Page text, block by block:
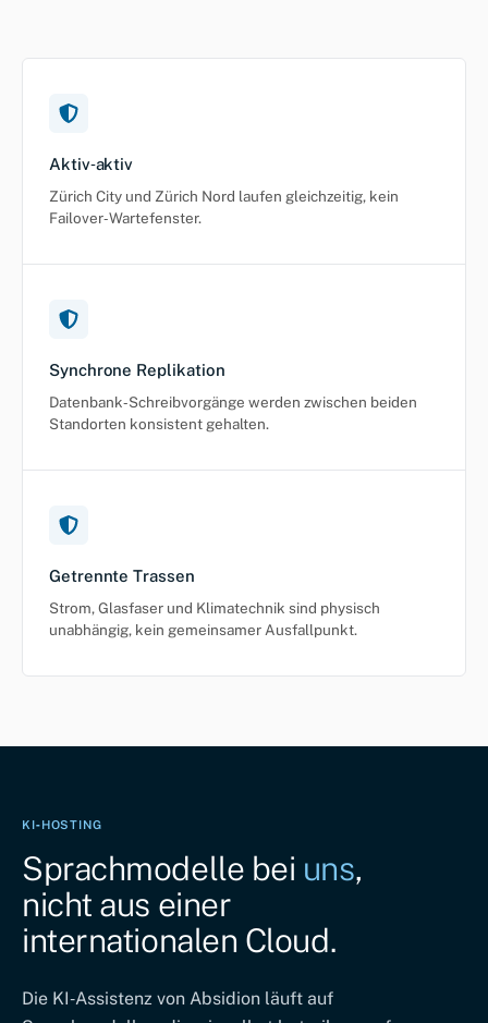
Aktiv‑aktiv
Zürich City und Zürich Nord laufen gleichzeitig, kein
Failover‑Wartefenster.
Synchrone Replikation
Datenbank‑Schreibvorgänge werden zwischen beiden
Standorten konsistent gehalten.
Getrennte Trassen
Strom, Glasfaser und Klimatechnik sind physisch
unabhängig, kein gemeinsamer Ausfallpunkt.
KI‑HOSTING
Sprachmodelle bei uns,
nicht aus einer
internationalen Cloud.
Die KI‑Assistenz von Absidion läuft auf